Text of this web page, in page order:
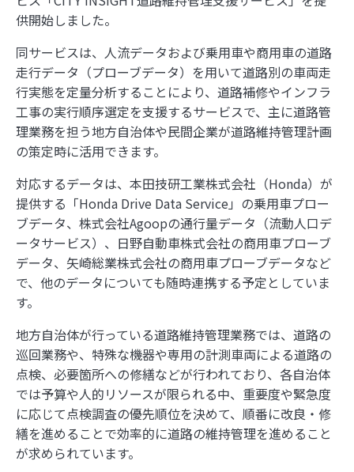
供開始しました。
同サービスは、人流データおよび乗用車や商用車の道路
走行データ（プローブデータ）を用いて道路別の車両走
行実態を定量分析することにより、道路補修やインフラ
工事の実行順序選定を支援するサービスで、主に道路管
理業務を担う地方自治体や民間企業が道路維持管理計画
の策定時に活用できます。
対応するデータは、本田技研工業株式会社（Honda）が
提供する「Honda Drive Data Service」の乗用車プロー
ブデータ、株式会社Agoopの通行量データ（流動人口デ
ータサービス）、日野自動車株式会社の商用車プローブ
データ、矢崎総業株式会社の商用車プローブデータなど
で、他のデータについても随時連携する予定としていま
す。
地方自治体が行っている道路維持管理業務では、道路の
巡回業務や、特殊な機器や専用の計測車両による道路の
点検、必要箇所への修繕などが行われており、各自治体
では予算や人的リソースが限られる中、重要度や緊急度
に応じて点検調査の優先順位を決めて、順番に改良・修
繕を進めることで効率的に道路の維持管理を進めること
が求められています。